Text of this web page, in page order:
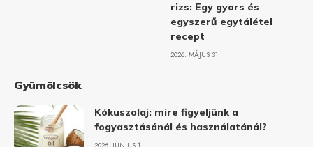
rizs: Egy gyors és
egyszerű egytálétel
recept
2026. MÁJUS 31.
Gyümölcsök
Kókuszolaj: mire figyeljünk a
fogyasztásánál és használatánál?